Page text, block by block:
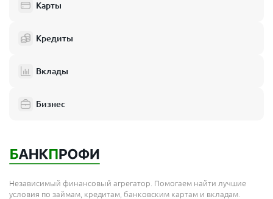
Карты
Кредиты
Вклады
Бизнес
Независимый финансовый агрегатор. Помогаем найти лучшие
условия по займам, кредитам, банковским картам и вкладам.